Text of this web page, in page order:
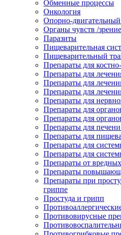
Обменные процессы
Онкология
Опорно-двигательный
Органы чувств /
Паразиты
Пищеварительная
Пищеварительный
Препараты для
Препараты для
Препараты для
Препараты для
Препараты для
Препараты для
Препараты для
Препараты для
Препараты для
Препараты для
Препараты для
Препараты от
Препараты
Препараты при
гриппе
Простуда и грипп
Противовирусные